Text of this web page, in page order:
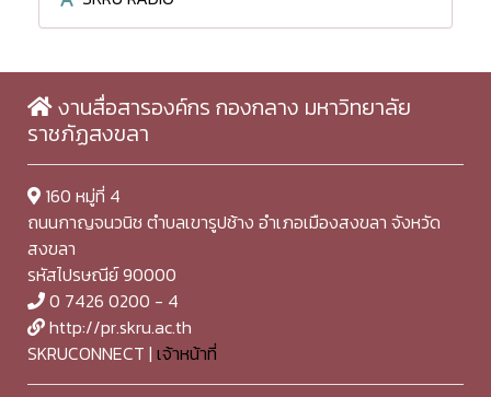
งานสื่อสารองค์กร กองกลาง มหาวิทยาลัย
ราชภัฏสงขลา
160 หมู่ที่ 4
ถนนกาญจนวนิช ตำบลเขารูปช้าง อำเภอเมืองสงขลา จังหวัด
สงขลา
รหัสไปรษณีย์ 90000
0 7426 0200 - 4
http://pr.skru.ac.th
SKRUCONNECT | เจ้าหน้าที่